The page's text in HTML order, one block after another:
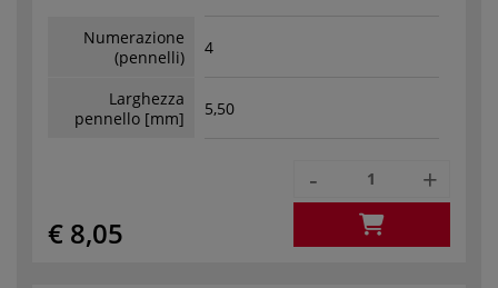
Numerazione
(pennelli)
4
Larghezza
pennello [mm]
5,50
€ 8,05
- +